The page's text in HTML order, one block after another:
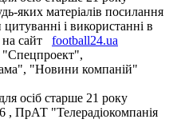
яких матеріалів посилання
і використанні в
сайт
football24.ua
"Спецпроект",
"Новини компаній"
осіб старше 21 року
, ПрАТ "Телерадіокомпанія